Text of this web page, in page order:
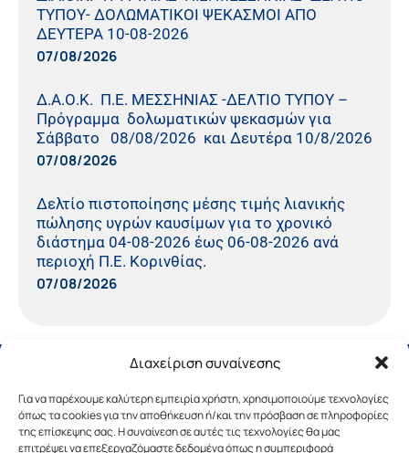
Διαχείριση συναίνεσης
Για να παρέχουμε καλύτερη εμπειρία χρήστη, χρησιμοποιούμε τεχνολογίες
όπως τα cookies για την αποθήκευση ή/και την πρόσβαση σε πληροφορίες
της επίσκεψης σας. Η συναίνεση σε αυτές τις τεχνολογίες θα μας
επιτρέψει να επεξεργαζόμαστε δεδομένα όπως η συμπεριφορά
ΤΥΠΟΥ- ΔΟΛΩΜΑΤΙΚΟΙ ΨΕΚΑΣΜΟΙ ΑΠΟ
ΔΕΥΤΕΡΑ 10-08-2026
07/08/2026
Δ.Α.Ο.Κ. Π.Ε. ΜΕΣΣΗΝΙΑΣ -ΔΕΛΤΙΟ ΤΥΠΟΥ –
Πρόγραμμα δολωματικών ψεκασμών για
Σάββατο 08/08/2026 και Δευτέρα 10/8/2026
07/08/2026
Δελτίο πιστοποίησης μέσης τιμής λιανικής
πώλησης υγρών καυσίμων για το χρονικό
διάστημα 04-08-2026 έως 06-08-2026 ανά
περιοχή Π.Ε. Κορινθίας.
07/08/2026